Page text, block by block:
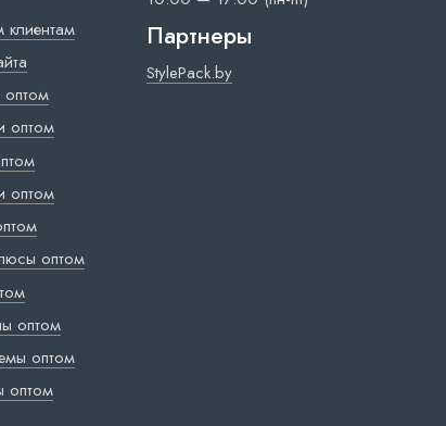
клиентам
оптом
оптом
оптом
оптом
оптом
оптом
оптом
Партнеры
StylePack.by